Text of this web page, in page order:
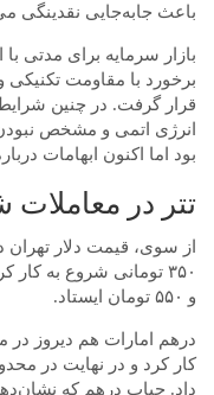
باعث جابه‌جایی نقدینگی
بازار سرمایه برای مدتی با
برخورد با مقاومت تکنیکی
قرار گرفت. در چنین
انرژی اتمی و مشخص نبودن
بود اما اکنون ابهامات
تتر در
و ۵۵۰ تومان ایستاد.
داد. حباب درهم که